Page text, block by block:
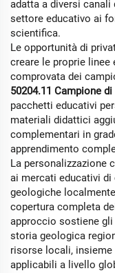
adatta a diversi
settore educativo ai
scientifica.
Le opportunità di
creare le proprie linee
comprovata dei
50204.11 Campione
pacchetti educativi
materiali didattici
complementari in
apprendimento
La personalizzazione
ai mercati educativi
geologiche
copertura completa
approccio sostiene
storia geologica
risorse locali,
applicabili a livello